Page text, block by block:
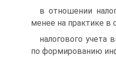
в отношении
менее на практике в
налогового учета
по формированию